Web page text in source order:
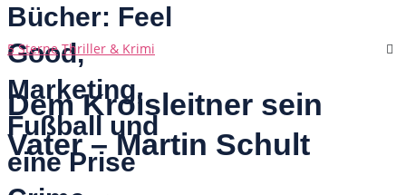
Bücher: Feel
Good,
Marketing,
Fußball und
eine Prise
Categories
5 Sterne Thriller & Krimi
Dem Kroisleitner sein
Vater – Martin Schult